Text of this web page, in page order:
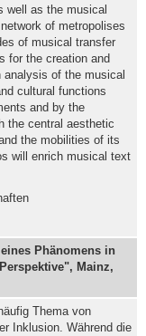
well as the musical
of metropolises
of musical transfer
for the creation and
analysis of the musical
cultural functions
and by the
the central aesthetic
the mobilities of its
will enrich musical text
Phänomens in
Mainz,
Thema von
Inklusion. Während die